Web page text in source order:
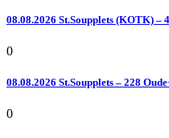
08.08.2026 St.Soupplets (KOTK) –
0
08.08.2026 St.Soupplets – 228
0